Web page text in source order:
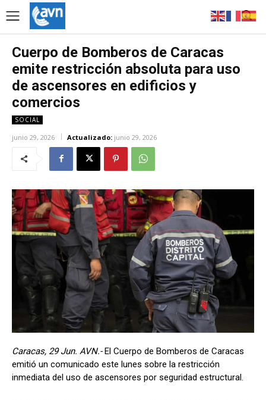
Cuerpo de Bomberos de Caracas
emite restricción absoluta para uso
de ascensores en edificios y
comercios
SOCIAL
junio 29, 2026 Actualizado: junio 29, 2026
Caracas, 29 Jun. AVN.-El Cuerpo de Bomberos de Caracas
emitió un comunicado este lunes sobre la restricción
inmediata del uso de ascensores por seguridad estructural.